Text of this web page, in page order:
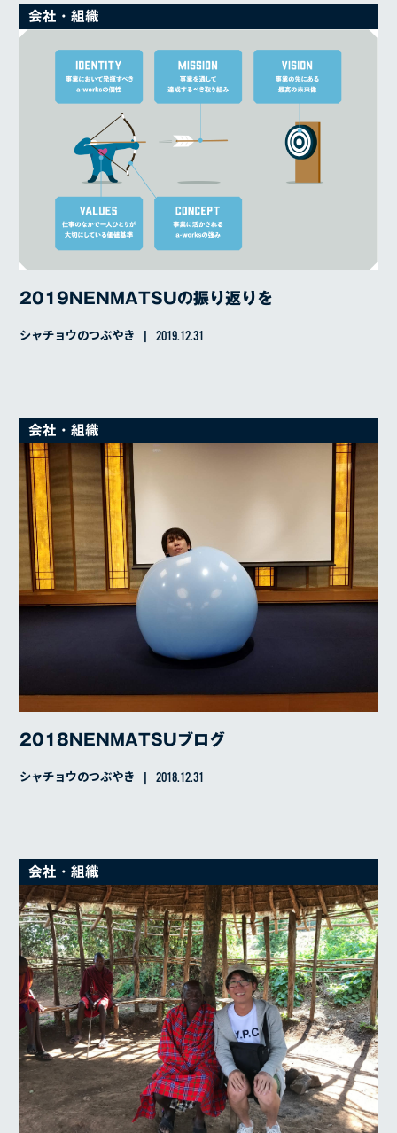
会社・組織
2019NENMATSUの振り返りを
シャチョウのつぶやき 2019.12.31
会社・組織
2018NENMATSUブログ
シャチョウのつぶやき 2018.12.31
会社・組織
COMPANY
代表メッセージ
経営理念
沿革
会社概要
BLOG